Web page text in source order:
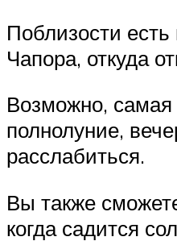
Поблизости
Чапора, откуда
Возможно, самая
полнолуние,
расслабиться.
Вы также
когда садится